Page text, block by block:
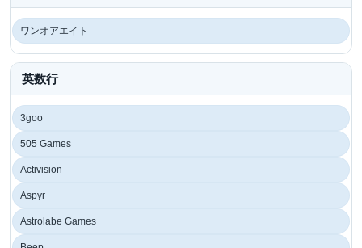
ワンオアエイト
英数行
3goo
505 Games
Activision
Aspyr
Astrolabe Games